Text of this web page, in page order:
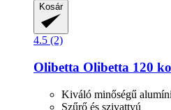
Kosár
4.5 (2)
Olibetta Olibetta 120
Kiváló minőségű
Szűrő és szivattyú